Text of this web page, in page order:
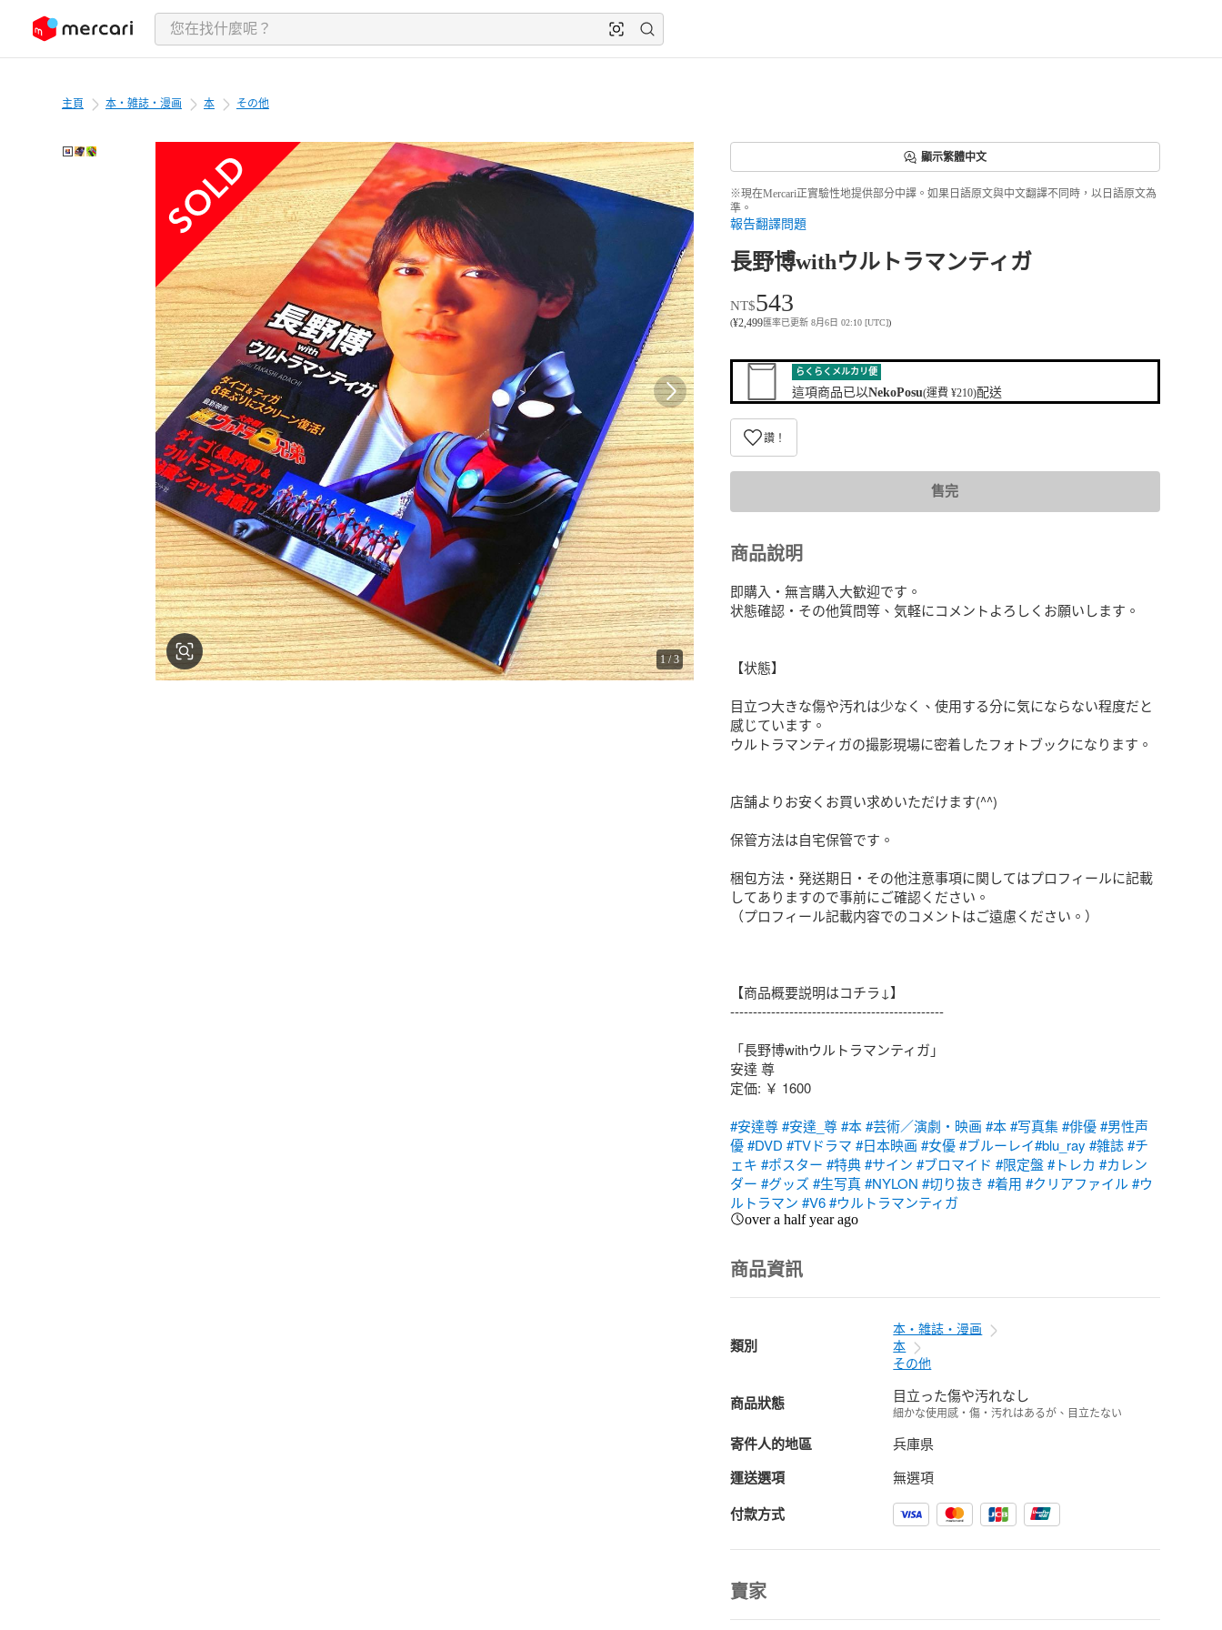
至內容
主頁 本・雑誌・漫画 本 その他
1/3
顯示繁體中文
※現在Mercari正實驗性地提供部分中譯。如果日語原文與中文翻譯不同時，以日語原文為
準。
報告翻譯問題
長野博withウルトラマンティガ
NT$543
(¥2,499匯率已更新 8月6日 02:10 [UTC])
らくらくメルカリ便
這項商品已以NekoPosu(運費 ¥210)配送
讚！
售完
商品說明
即購入・無言購入大歓迎です。
状態確認・その他質問等、気軽にコメントよろしくお願いします。
【状態】
目立つ大きな傷や汚れは少なく、使用する分に気にならない程度だと
感じています。
ウルトラマンティガの撮影現場に密着したフォトブックになります。
店舗よりお安くお買い求めいただけます(^^)
保管方法は自宅保管です。
梱包方法・発送期日・その他注意事項に関してはプロフィールに記載
してありますので事前にご確認ください。
（プロフィール記載内容でのコメントはご遠慮ください。）
【商品概要説明はコチラ↓】
-----------------------------------------------
「長野博withウルトラマンティガ」
安達 尊
定価: ￥ 1600
#安達尊 #安達_尊 #本 #芸術／演劇・映画 #本 #写真集 #俳優 #男性声
優 #DVD #TVドラマ #日本映画 #女優 #ブルーレイ#blu_ray #雑誌 #チ
ェキ #ポスター #特典 #サイン #ブロマイド #限定盤 #トレカ #カレン
ダー #グッズ #生写真 #NYLON #切り抜き #着用 #クリアファイル #ウ
ルトラマン #V6 #ウルトラマンティガ
over a half year ago
商品資訊
類別
本・雑誌・漫画
本
その他
商品狀態 目立った傷や汚れなし
細かな使用感・傷・汚れはあるが、目立たない
寄件人的地區 兵庫県
運送選項 無選項
付款方式
賣家